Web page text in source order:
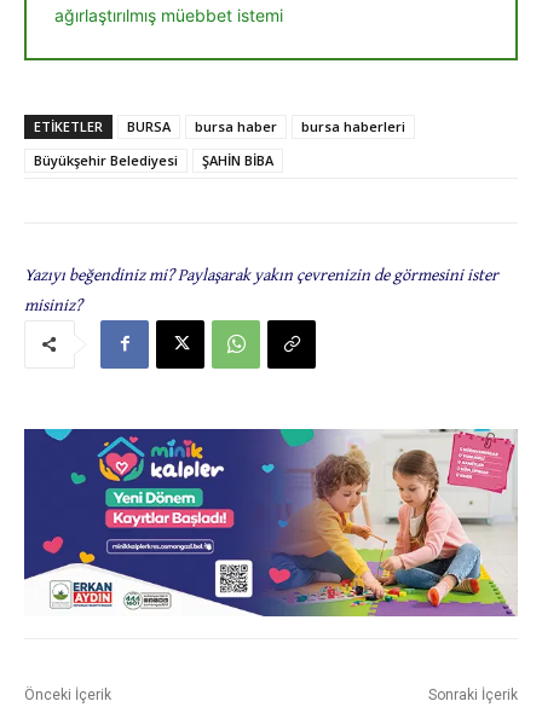
ağırlaştırılmış müebbet istemi
ETIKETLER BURSA bursa haber
bursa haberleri
Büyükşehir Belediyesi
ŞAHİN BİBA
Yazıyı beğendiniz mi? Paylaşarak yakın çevrenizin de görmesini ister
misiniz?
Önceki İçerik Sonraki İçerik